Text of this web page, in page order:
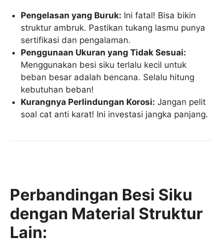
Pengelasan yang Buruk: Ini fatal! Bisa bikin
struktur ambruk. Pastikan tukang lasmu punya
sertifikasi dan pengalaman.
Penggunaan Ukuran yang Tidak Sesuai:
Menggunakan besi siku terlalu kecil untuk
beban besar adalah bencana. Selalu hitung
kebutuhan beban!
Kurangnya Perlindungan Korosi: Jangan pelit
soal cat anti karat! Ini investasi jangka panjang.
Perbandingan Besi Siku
dengan Material Struktur
Lain: